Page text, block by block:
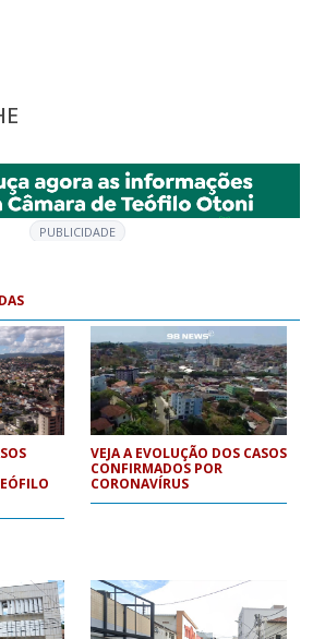
PUBLICIDADE
VEJA A EVOLUÇÃO DOS CASOS
CONFIRMADOS POR
CORONAVÍRUS